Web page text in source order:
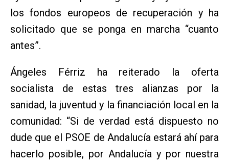
los fondos europeos de recuperación y ha
solicitado que se ponga en marcha “cuanto
antes”.
Ángeles Férriz ha reiterado la oferta
socialista de estas tres alianzas por la
sanidad, la juventud y la financiación local en la
comunidad: “Si de verdad está dispuesto no
dude que el PSOE de Andalucía estará ahí para
hacerlo posible, por Andalucía y por nuestra